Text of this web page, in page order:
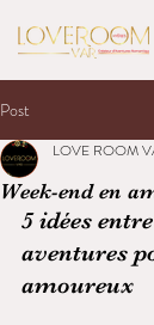
Post
Week-end en
LOVE ROOM
5 idées
aventures
amoureux